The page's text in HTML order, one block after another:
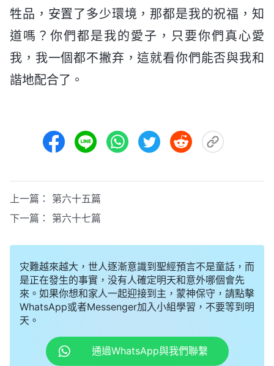
牲品，安置了多少環境，那都是我的祝福，知
道嗎？你們都是我的愛子，只要你們真心愛
我，我一個都不撇弃，這就看你們能否與我和
諧地配合了。
上一篇： 第六十五篇
下一篇： 第六十七篇
灾難越來越大，世人逐漸意識到聖經預言不是童話，而
是正在發生的事實，没有人確定明天和意外哪個會先
來。如果你想和家人一起迎接到主，蒙神保守，請點擊
WhatsApp或者Messenger加入小組學習，不要等到明
天。
通過WhatsApp與我們聯繫